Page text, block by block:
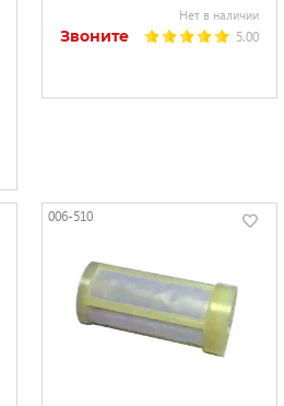
Нет в наличии
Звоните 5.00
006-510